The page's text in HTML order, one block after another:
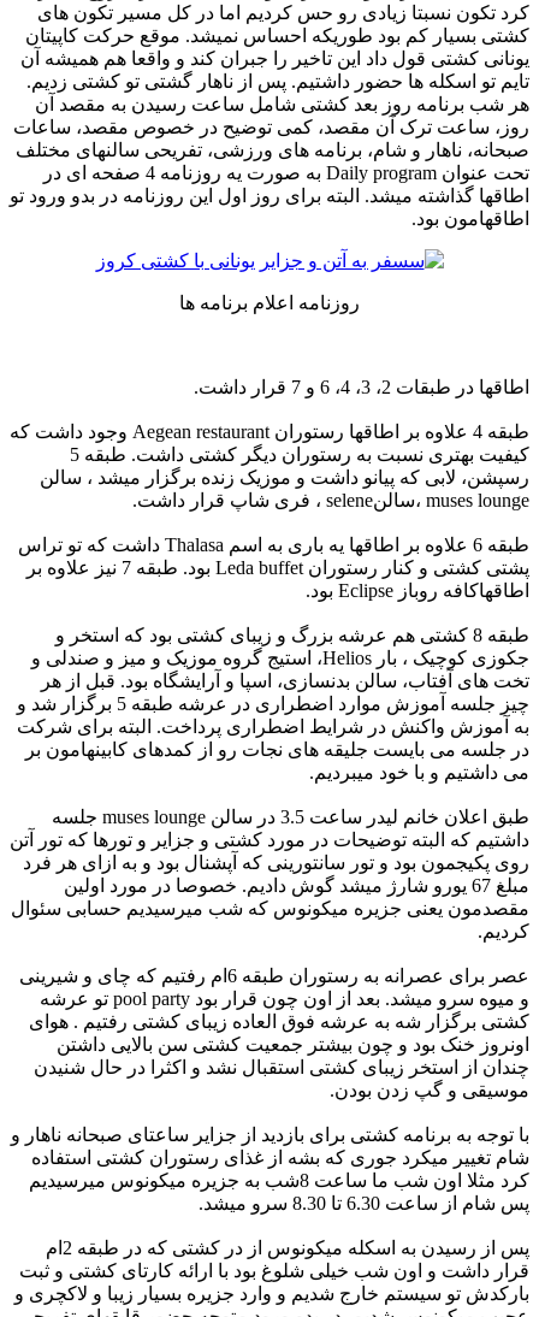
کرد تکون نسبتا زیادی رو حس کردیم اما در کل مسیر تکون های
کشتی بسیار کم بود طوریکه احساس نمیشد. موقع حرکت کاپیتان
یونانی کشتی قول داد این تاخیر را جبران کند و واقعا هم همیشه آن
تایم تو اسکله ها حضور داشتیم. پس از ناهار گشتی تو کشتی زدیم.
هر شب برنامه روز بعد کشتی شامل ساعت رسیدن به مقصد آن
روز، ساعت ترک آن مقصد، کمی توضیح در خصوص مقصد، ساعات
صبحانه، ناهار و شام، برنامه های ورزشی، تفریحی سالنهای مختلف
تحت عنوان Daily program به صورت یه روزنامه 4 صفحه ای در
اطاقها گذاشته میشد. البته برای روز اول این روزنامه در بدو ورود تو
اطاقهامون بود.
روزنامه اعلام برنامه ها
اطاقها در طبقات 2، 3، 4، 6 و 7 قرار داشت.
طبقه 4 علاوه بر اطاقها رستوران Aegean restaurant وجود داشت که
کیفیت بهتری نسبت به رستوران دیگر کشتی داشت. طبقه 5
رسپشن، لابی که پیانو داشت و موزیک زنده برگزار میشد ، سالن
muses lounge ،سالنselene ، فری شاپ قرار داشت.
طبقه 6 علاوه بر اطاقها یه باری به اسم Thalasa داشت که تو تراس
پشتی کشتی و کنار رستوران Leda buffet بود. طبقه 7 نیز علاوه بر
اطاقهاکافه روباز Eclipse بود.
طبقه 8 کشتی هم عرشه بزرگ و زیبای کشتی بود که استخر و
جکوزی کوچیک ، بار Helios، استیج گروه موزیک و میز و صندلی و
تخت های آفتاب، سالن بدنسازی، اسپا و آرایشگاه بود. قبل از هر
چیز جلسه آموزش موارد اضطراری در عرشه طبقه 5 برگزار شد و
به آموزش واکنش در شرایط اضطراری پرداخت. البته برای شرکت
در جلسه می بایست جلیقه های نجات رو از کمدهای کابینهامون بر
می داشتیم و با خود میبردیم.
طبق اعلان خانم لیدر ساعت 3.5 در سالن muses lounge جلسه
داشتیم که البته توضیحات در مورد کشتی و جزایر و تورها که تور آتن
روی پکیجمون بود و تور سانتورینی که آپشنال بود و به ازای هر فرد
مبلغ 67 یورو شارژ میشد گوش دادیم. خصوصا در مورد اولین
مقصدمون یعنی جزیره میکونوس که شب میرسیدیم حسابی سئوال
کردیم.
عصر برای عصرانه به رستوران طبقه 6ام رفتیم که چای و شیرینی
و میوه سرو میشد. بعد از اون چون قرار بود pool party تو عرشه
کشتی برگزار شه به عرشه فوق العاده زیبای کشتی رفتیم . هوای
اونروز خنک بود و چون بیشتر جمعیت کشتی سن بالایی داشتن
چندان از استخر زیبای کشتی استقبال نشد و اکثرا در حال شنیدن
موسیقی و گپ زدن بودن.
با توجه به برنامه کشتی برای بازدید از جزایر ساعتای صبحانه ناهار و
شام تغییر میکرد جوری که بشه از غذای رستوران کشتی استفاده
کرد مثلا اون شب ما ساعت 8شب به جزیره میکونوس میرسیدیم
پس شام از ساعت 6.30 تا 8.30 سرو میشد.
پس از رسیدن به اسکله میکونوس از در کشتی که در طبقه 2ام
قرار داشت و اون شب خیلی شلوغ بود با ارائه کارتای کشتی و ثبت
بارکدش تو سیستم خارج شدیم و وارد جزیره بسیار زیبا و لاکچری و